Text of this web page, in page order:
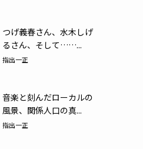
つげ義春さん、水木しげ
るさん、そして……...
指出一正
音楽と刻んだローカルの
風景、関係人口の真...
指出一正